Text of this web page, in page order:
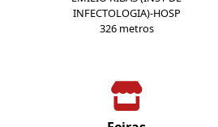
INFECTOLOGIA)-HOSP
326 metros